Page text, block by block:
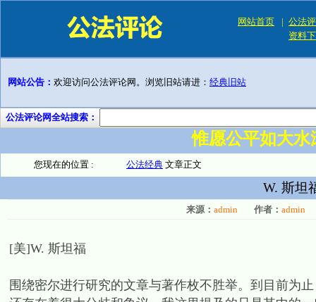
网站首页 | 公法
资料
网站公告： 欢迎访问公法评论网。浏览旧站请进： 经典旧站
公法评论网全站搜索：
惟愿公平如大
您现在的位置 : 公法经典 文章正文
W. 斯坦
来源： admin 作者： admin
[美]W. 斯坦福
围绕密尔进行研究的文章与著作枚不胜举。到目前为